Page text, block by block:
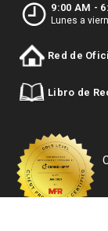
9:00 AM -
Lunes a
Red de
Libro de